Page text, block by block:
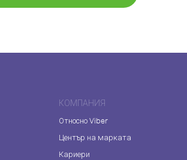
КОМПАНИЯ
Относно Viber
Център на марката
Кариери